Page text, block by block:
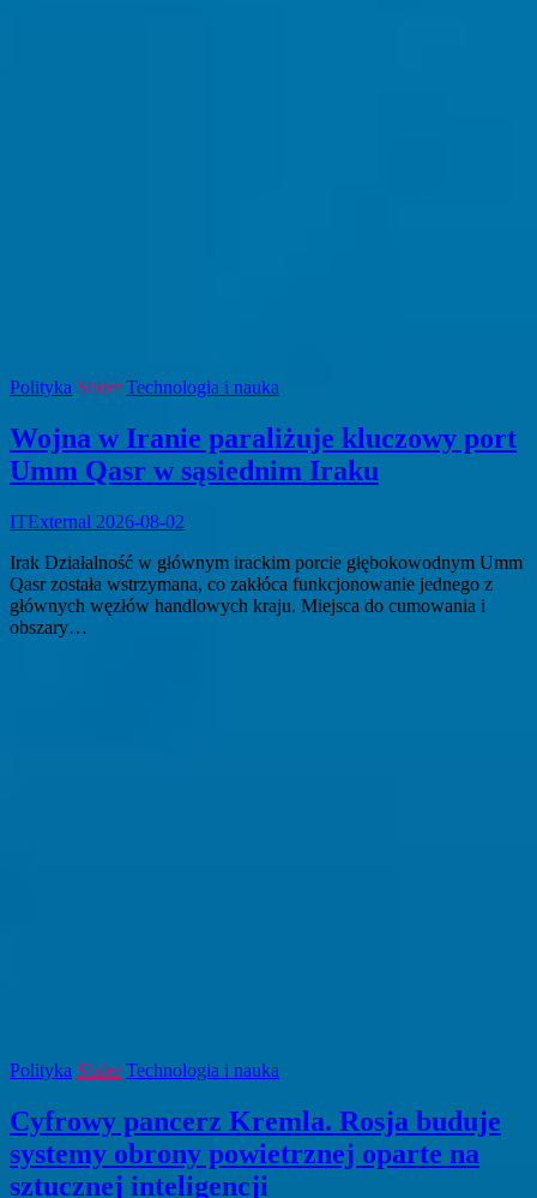
Polityka Slider Technologia i nauka
Wojna w Iranie paraliżuje kluczowy port
Umm Qasr w sąsiednim Iraku
ITExternal 2026-08-02
Irak Działalność w głównym irackim porcie głębokowodnym Umm
Qasr została wstrzymana, co zakłóca funkcjonowanie jednego z
głównych węzłów handlowych kraju. Miejsca do cumowania i
obszary…
Polityka Slider Technologia i nauka
Cyfrowy pancerz Kremla. Rosja buduje
systemy obrony powietrznej oparte na
sztucznej inteligencji